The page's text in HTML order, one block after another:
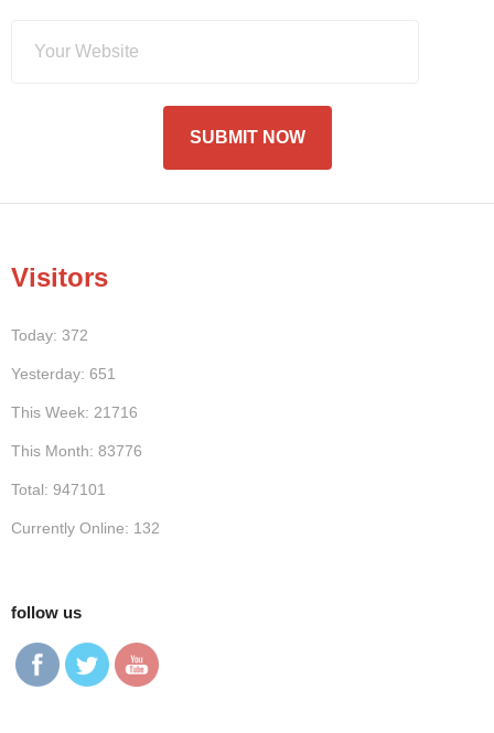
Visitors
Today: 372
Yesterday: 651
This Week: 21716
This Month: 83776
Total: 947101
Currently Online: 132
follow us